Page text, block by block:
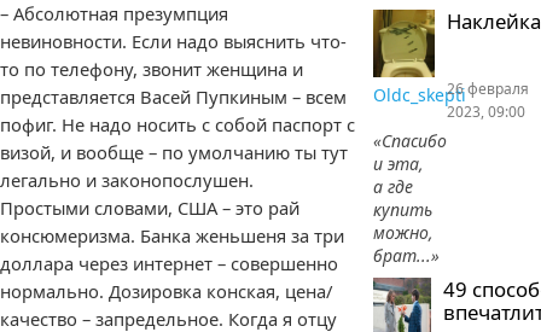
– Абсолютная презумпция
невиновности. Если надо выяснить что-
то по телефону, звонит женщина и
представляется Васей Пупкиным – всем
пофиг. Не надо носить с собой паспорт с
визой, и вообще – по умолчанию ты тут
легально и законопослушен.
Простыми словами, США – это рай
консюмеризма. Банка женьшеня за три
доллара через интернет – совершенно
нормально. Дозировка конская, цена/
качество – запредельное. Когда я отцу
Наклейка
Oldc_skepti
«Спасибо
и эта,
а где
купить
можно,
брат...»
26 февраля
2023, 09:00
49